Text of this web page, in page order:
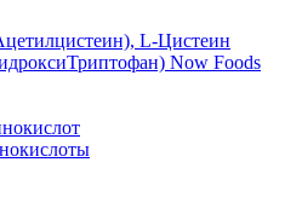
L-Цистеин
Now Foods